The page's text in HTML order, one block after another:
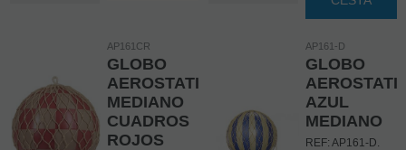
AP161CR
GLOBO
AEROSTATICO
MEDIANO
CUADROS
ROJOS
AP161-D
GLOBO
AZUL
MEDIANO
REF: AP161-D.